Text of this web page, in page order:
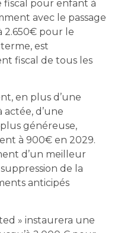
fiscal pour enfant à
avec le passage
2.650€ pour le
est
fiscal de tous les
en plus d’une
d’une
généreuse,
à 900€ en 2029.
d’un meilleur
de la
anticipés
» instaurera une